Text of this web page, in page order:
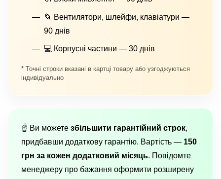
🌀 Вентилятори, шлейфи, клавіатури —
90 днів
💻 Корпусні частини — 30 днів
* Точні строки вказані в картці товару або узгоджуються
індивідуально
☝️ Ви можете збільшити гарантійний строк,
придбавши додаткову гарантію. Вартість — 150
грн за кожен додатковий місяць. Повідомте
менеджеру про бажання оформити розширену